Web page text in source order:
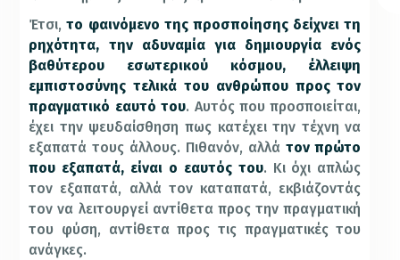
Έτσι, το φαινόμενο της προσποίησης δείχνει τη
ρηχότητα, την αδυναμία για δημιουργία ενός
βαθύτερου εσωτερικού κόσμου, έλλειψη
εμπιστοσύνης τελικά του ανθρώπου προς τον
πραγματικό εαυτό του. Αυτός που προσποιείται,
έχει την ψευδαίσθηση πως κατέχει την τέχνη να
εξαπατά τους άλλους. Πιθανόν, αλλά τον πρώτο
που εξαπατά, είναι ο εαυτός του. Κι όχι απλώς
τον εξαπατά, αλλά τον καταπατά, εκβιάζοντάς
τον να λειτουργεί αντίθετα προς την πραγματική
του φύση, αντίθετα προς τις πραγματικές του
ανάγκες.